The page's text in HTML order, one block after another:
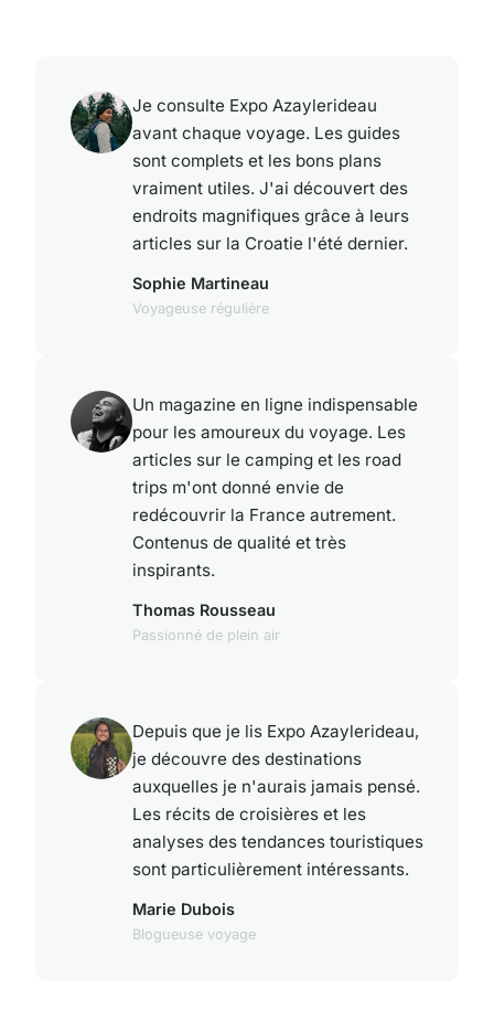
Je consulte Expo Azaylerideau
avant chaque voyage. Les guides
sont complets et les bons plans
vraiment utiles. J'ai découvert des
endroits magnifiques grâce à leurs
articles sur la Croatie l'été dernier.
Sophie Martineau
Voyageuse régulière
Un magazine en ligne indispensable
pour les amoureux du voyage. Les
articles sur le camping et les road
trips m'ont donné envie de
redécouvrir la France autrement.
Contenus de qualité et très
inspirants.
Thomas Rousseau
Passionné de plein air
Depuis que je lis Expo Azaylerideau,
je découvre des destinations
auxquelles je n'aurais jamais pensé.
Les récits de croisières et les
analyses des tendances touristiques
sont particulièrement intéressants.
Marie Dubois
Blogueuse voyage